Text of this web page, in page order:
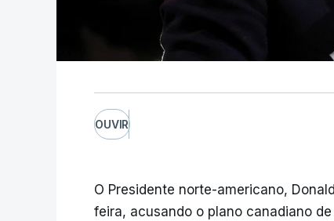
OUVIR
O Presidente norte-americano,
feira, acusando o plano canadiano